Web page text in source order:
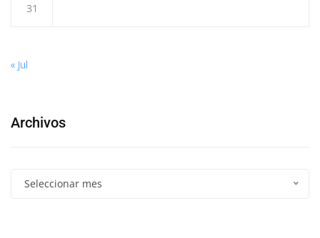
31
« Jul
Archivos
Seleccionar mes